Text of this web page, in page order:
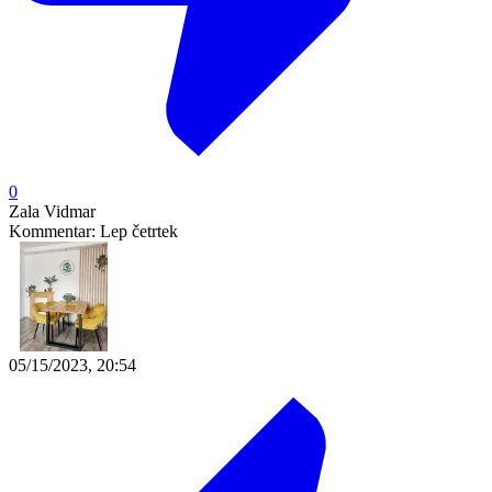
0
Zala Vidmar
Kommentar: Lep četrtek
05/15/2023, 20:54